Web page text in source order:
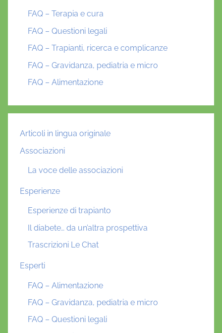
FAQ – Terapia e cura
FAQ – Questioni legali
FAQ – Trapianti, ricerca e complicanze
FAQ – Gravidanza, pediatria e micro
FAQ – Alimentazione
Articoli in lingua originale
Associazioni
La voce delle associazioni
Esperienze
Esperienze di trapianto
Il diabete… da un’altra prospettiva
Trascrizioni Le Chat
Esperti
FAQ – Alimentazione
FAQ – Gravidanza, pediatria e micro
FAQ – Questioni legali